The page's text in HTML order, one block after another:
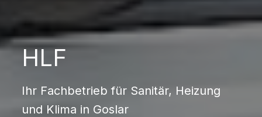
HLF
Ihr Fachbetrieb für Sanitär, Heizung
und Klima in Goslar